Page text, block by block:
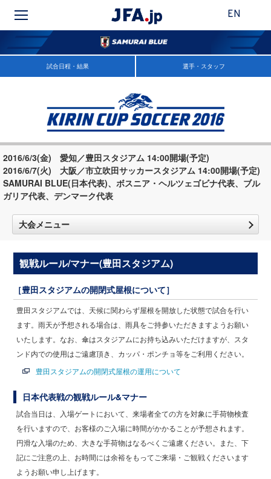
EN
試合日程・結果 選手・スタッフ
2016/6/3(金) 愛知／豊田スタジアム 14:00開場(予定)
2016/6/7(火) 大阪／市立吹田サッカースタジアム 14:00開場(予定)
SAMURAI BLUE(日本代表)、ボスニア・ヘルツェゴビナ代表、ブル
ガリア代表、デンマーク代表
大会メニュー
観戦ルール/マナー(豊田スタジアム)
［豊田スタジアムの開閉式屋根について］
豊田スタジアムでは、天候に関わらず屋根を開放した状態で試合を行い
ます。雨天が予想される場合は、雨具をご持参いただきますようお願い
いたします。なお、傘はスタジアムにお持ち込みいただけますが、スタ
ンド内での使用はご遠慮頂き、カッパ・ポンチョ等をご利用ください。
豊田スタジアムの開閉式屋根の運用について
日本代表戦の観戦ルール&マナー
試合当日は、入場ゲートにおいて、来場者全ての方を対象に手荷物検査
を行いますので、お客様のご入場に時間がかかることが予想されます。
円滑な入場のため、大きな手荷物はなるべくご遠慮ください。また、下
記にご注意の上、お時間には余裕をもってご来場・ご観戦くださいます
ようお願い申し上げます。